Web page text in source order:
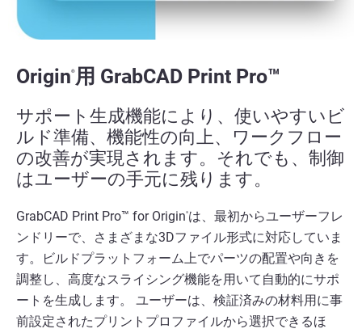
Origin® 用 GrabCAD Print Pro™
サポート生成機能により、使いやすいビ
ルド準備、機能性の向上、ワークフロー
の改善が実現されます。それでも、制御
はユーザーの手元に残ります。
GrabCAD Print Pro™ for Origin ® は、最初からユーザーフレ
ンドリーで、さまざまな3Dファイル形式に対応していま
す。ビルドプラットフォーム上でパーツの配置や向きを
調整し、高度なスライシング機能を用いて自動的にサポ
ートを生成します。 ユーザーは、検証済みの材料用に事
前設定されたプリントプロファイルから選択できるほ